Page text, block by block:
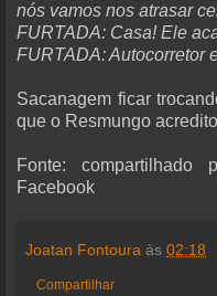
nós vamos nos atrasar
FURTADA: Casa! Ele
FURTADA: Autocorretor
Sacanagem ficar
que o Resmungo
Fonte: compartilhado
Facebook
Joatan Fontoura às 02:18
Compartilhar